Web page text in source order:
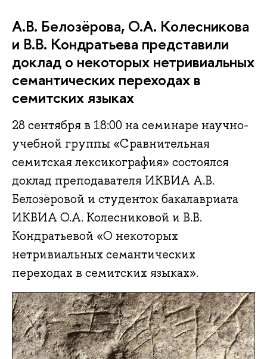
А.В. Белозёрова, О.А. Колесникова
и В.В. Кондратьева представили
доклад о некоторых нетривиальных
семантических переходах в
семитских языках
28 сентября в 18:00 на семинаре научно-
учебной группы «Сравнительная
семитская лексикография» состоялся
доклад преподавателя ИКВИА А.В.
Белозёровой и студенток бакалавриата
ИКВИА О.А. Колесниковой и В.В.
Кондратьевой «О некоторых
нетривиальных семантических
переходах в семитских языках».